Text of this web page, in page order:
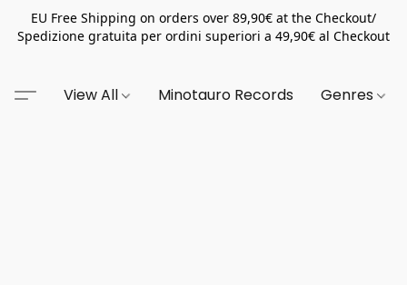
EU Free Shipping on orders over 89,90€ at the Checkout/
Spedizione gratuita per ordini superiori a 49,90€ al Checkout
View All Minotauro Records Genres